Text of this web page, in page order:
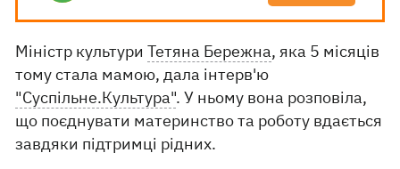
Міністр культуриТетяна Бережна, яка 5 місяців
тому стала мамою, дала інтерв'ю
"Суспільне.Культура". У ньому вона розповіла,
що поєднувати материнство та роботу вдається
завдяки підтримці рідних.